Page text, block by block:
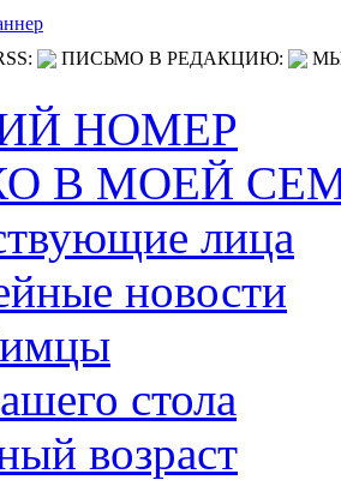
ПИСЬМО В РЕДАКЦИЮ:
НОМЕР
В МОЕЙ
лица
новости
стола
возраст